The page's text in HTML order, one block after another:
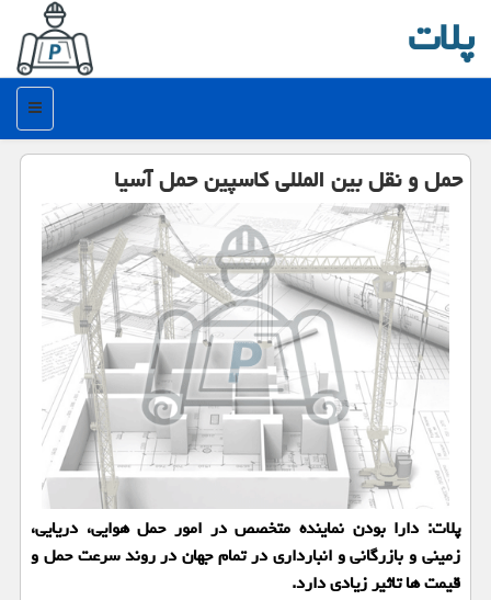
پلات
منو
حمل و نقل بین المللی كاسپین حمل آسیا
پلات: دارا بودن نماینده متخصص در امور حمل هوایی، دریایی،
زمینی و بازرگانی و انبارداری در تمام جهان در روند سرعت حمل و
قیمت ها تاثیر زیادی دارد.